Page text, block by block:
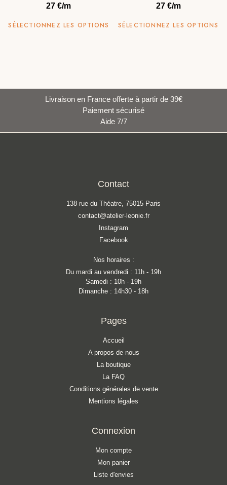
27 €/m
SÉLECTIONNEZ LES OPTIONS
27 €/m
SÉLECTIONNEZ LES OPTIONS
Livraison en France offerte à partir de 39€
Paiement sécurisé
Aide 7/7
Contact
138 rue du Théatre, 75015 Paris
contact@atelier-leonie.fr
Instagram
Facebook
Nos horaires :
Du mardi au vendredi : 11h - 19h
Samedi : 10h - 19h
Dimanche : 14h30 - 18h
Pages
Accueil
A propos de nous
La boutique
La FAQ
Conditions générales de vente
Mentions légales
Connexion
Mon compte
Mon panier
Liste d'envies